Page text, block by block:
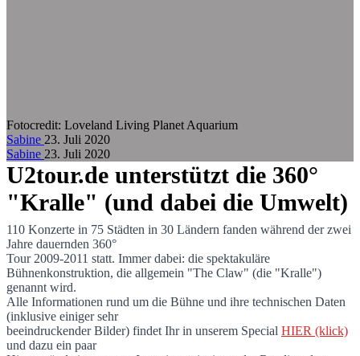
Fotocredit: Loveland Living Planet Aquarium
Sabine 23. Juli 2020
Sabine 23. Juli 2020
U2tour.de unterstützt die 360°
"Kralle" (und dabei die Umwelt)
U2tour.de unterstützt die 360° "Kralle"
110 Konzerte in 75 Städten in 30 Ländern fanden während der zwei
Jahre dauernden 360°
Tour 2009-2011 statt. Immer dabei: die spektakuläre
Bühnenkonstruktion, die allgemein "The Claw" (die "Kralle")
genannt wird.
Alle Informationen rund um die Bühne und ihre technischen Daten
(inklusive einiger sehr
beeindruckender Bilder) findet Ihr in unserem Special HIER (klick)
und dazu ein paar